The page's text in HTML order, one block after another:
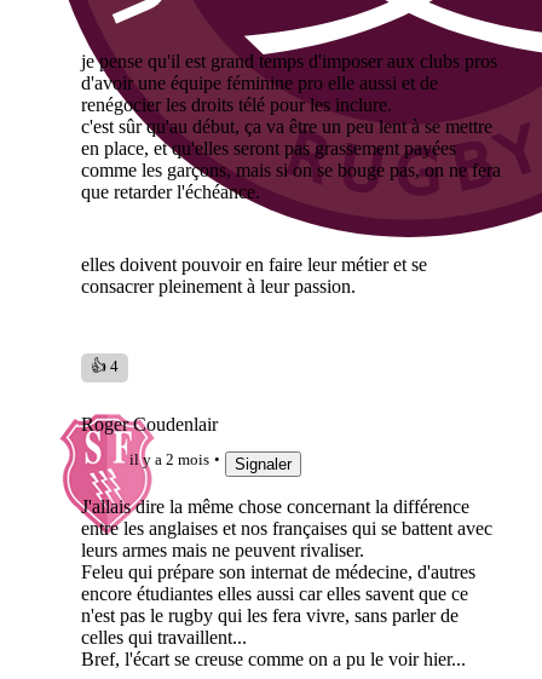
je pense qu'il est grand temps d'imposer aux clubs pros
d'avoir une équipe féminine pro elle aussi et de
renégocier les droits télé pour les inclure.
c'est sûr qu'au début, ça va être un peu lent à se mettre
en place, et qu'elles seront pas grassement payées
comme les garçons, mais si on se bouge pas, on ne fera
que retarder l'échéance.
elles doivent pouvoir en faire leur métier et se
consacrer pleinement à leur passion.
👍 4
Roger Coudenlair
il y a 2 mois Signaler
J'allais dire la même chose concernant la différence
entre les anglaises et nos françaises qui se battent avec
leurs armes mais ne peuvent rivaliser.
Feleu qui prépare son internat de médecine, d'autres
encore étudiantes elles aussi car elles savent que ce
n'est pas le rugby qui les fera vivre, sans parler de
celles qui travaillent...
Bref, l'écart se creuse comme on a pu le voir hier...